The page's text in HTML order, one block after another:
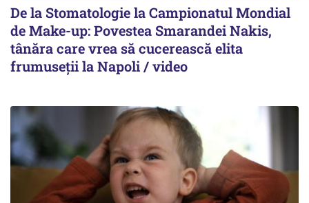
De la Stomatologie la Campionatul Mondial
de Make-up: Povestea Smarandei Nakis,
tânăra care vrea să cucerească elita
frumuseții la Napoli / video